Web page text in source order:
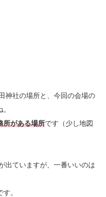
神社の場所と、今回の会場の
所がある場所です（少し地図
出ていますが、一番いいのは
す。